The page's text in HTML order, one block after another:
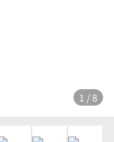
1 / 8